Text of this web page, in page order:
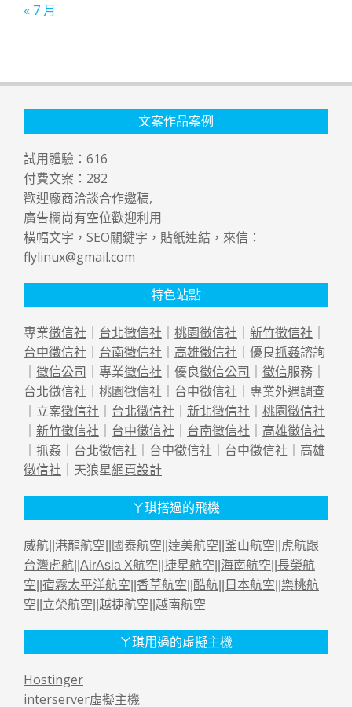
« 7 月
文案作品案例
試用體驗： 616
付費文案： 282
歡迎廠商洽談合作邀稿,
廣告欄尚有空位歡迎利用
橫幅文字，SEO關鍵字，貼紙連結，來信：
flylinux@gmail.com
特色站點
專業徵信社 ｜ 台北徵信社 ｜ 桃園徵信社 ｜ 新竹徵信社 ｜
台中徵信社 ｜ 台南徵信社 ｜ 高雄徵信社 ｜優良抓姦諮詢
｜ 徵信公司 ｜專業徵信社 ｜優良徵信公司 ｜ 徵信服務｜
台北徵信社 ｜ 桃園徵信社 ｜ 台中徵信社 ｜專業外遇調查
｜立案徵信社 ｜ 台北徵信社 ｜ 新北徵信社 ｜ 桃園徵信社
｜ 新竹徵信社 ｜ 台中徵信社 ｜ 台南徵信社 ｜ 高雄徵信社
｜ 抓姦 ｜ 台北徵信社 ｜ 台中徵信社 ｜ 台中徵信社 ｜ 高雄
徵信社 ｜天狼星網頁設計
ㄚ琪搭過的飛機
威航|| 港龍航空 國泰航空 達美航空 釜山航空
虎航跟
台灣虎航 AirAsia X航空 捷星航空 海南航空 長榮航
空 宿霧太平洋航空 香草航空 酷航 日本航空 樂桃航
空 立榮航空 越捷航空 越南航空
ㄚ琪用過的虛擬主機
Hostinger
interserver虛擬主機